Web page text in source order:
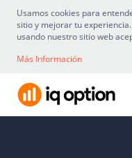
Usamos cookies para
sitio y mejorar tu
usando nuestro sitio web
Más Información